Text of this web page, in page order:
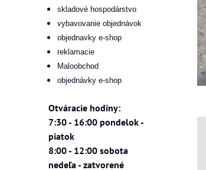
skladové hospodárstvo
vybavovanie objednávok
objednavky e-shop
reklamacie
Maloobchod
objednávky e-shop
Otváracie hodiny:
7:30 - 16:00 pondelok -
piatok
8:00 - 12:00 sobota
nedeľa - zatvorené